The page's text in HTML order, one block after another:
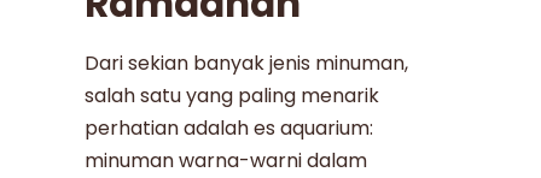
Dari sekian banyak jenis minuman,
salah satu yang paling menarik
perhatian adalah es aquarium:
minuman warna-warni dalam